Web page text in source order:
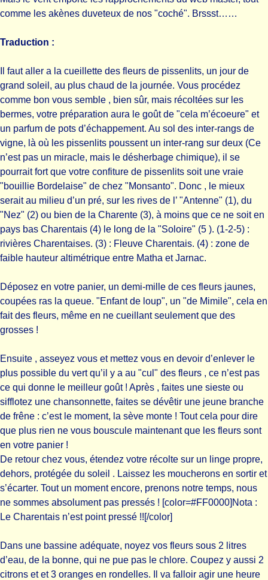
comme les akènes duveteux de nos "coché". Brssst……
Traduction :
Il faut aller a la cueillette des fleurs de pissenlits, un jour de
grand soleil, au plus chaud de la journée. Vous procédez
comme bon vous semble , bien sûr, mais récoltées sur les
bermes, votre préparation aura le goût de "cela m’écoeure" et
un parfum de pots d’échappement. Au sol des inter-rangs de
vigne, là où les pissenlits poussent un inter-rang sur deux (Ce
n’est pas un miracle, mais le désherbage chimique), il se
pourrait fort que votre confiture de pissenlits soit une vraie
"bouillie Bordelaise" de chez "Monsanto". Donc , le mieux
serait au milieu d’un pré, sur les rives de l’ "Antenne" (1), du
"Nez" (2) ou bien de la Charente (3), à moins que ce ne soit en
pays bas Charentais (4) le long de la "Soloire" (5 ). (1-2-5) :
rivières Charentaises. (3) : Fleuve Charentais. (4) : zone de
faible hauteur altimétrique entre Matha et Jarnac.
Déposez en votre panier, un demi-mille de ces fleurs jaunes,
coupées ras la queue. "Enfant de loup", un "de Mimile", cela en
fait des fleurs, même en ne cueillant seulement que des
grosses !
Ensuite , asseyez vous et mettez vous en devoir d’enlever le
plus possible du vert qu’il y a au "cul" des fleurs , ce n’est pas
ce qui donne le meilleur goût ! Après , faites une sieste ou
sifflotez une chansonnette, faites se dévêtir une jeune branche
de frêne : c’est le moment, la sève monte ! Tout cela pour dire
que plus rien ne vous bouscule maintenant que les fleurs sont
en votre panier !
De retour chez vous, étendez votre récolte sur un linge propre,
dehors, protégée du soleil . Laissez les moucherons en sortir et
s’écarter. Tout un moment encore, prenons notre temps, nous
ne sommes absolument pas pressés ! [color=#FF0000]Nota :
Le Charentais n’est point pressé !![/color]
Dans une bassine adéquate, noyez vos fleurs sous 2 litres
d’eau, de la bonne, qui ne pue pas le chlore. Coupez y aussi 2
citrons et et 3 oranges en rondelles. Il va falloir agir une heure